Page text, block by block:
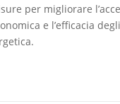
per migliorare
e l’efficacia